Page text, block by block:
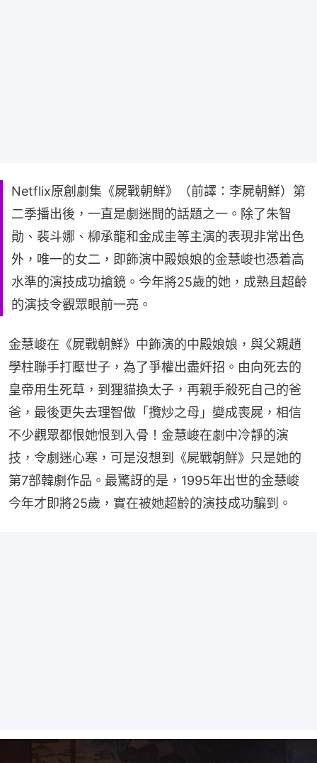
Netflix原創劇集《屍戰朝鮮》（前譯：李屍朝鮮）第
二季播出後，一直是劇迷間的話題之一。除了朱智
勛、裴斗娜、柳承龍和金成圭等主演的表現非常出色
外，唯一的女二，即飾演中殿娘娘的金慧峻也憑着高
水準的演技成功搶鏡。今年將25歲的她，成熟且超齡
的演技令觀眾眼前一亮。
金慧峻在《屍戰朝鮮》中飾演的中殿娘娘，與父親趙
學柱聯手打壓世子，為了爭權出盡奸招。由向死去的
皇帝用生死草，到狸貓換太子，再親手殺死自己的爸
爸，最後更失去理智做「攬炒之母」變成喪屍，相信
不少觀眾都恨她恨到入骨！金慧峻在劇中冷靜的演
技，令劇迷心寒，可是沒想到《屍戰朝鮮》只是她的
第7部韓劇作品。最驚訝的是，1995年出世的金慧峻
今年才即將25歲，實在被她超齡的演技成功騙到。